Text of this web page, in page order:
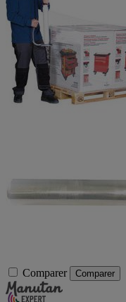
Comparer Comparer